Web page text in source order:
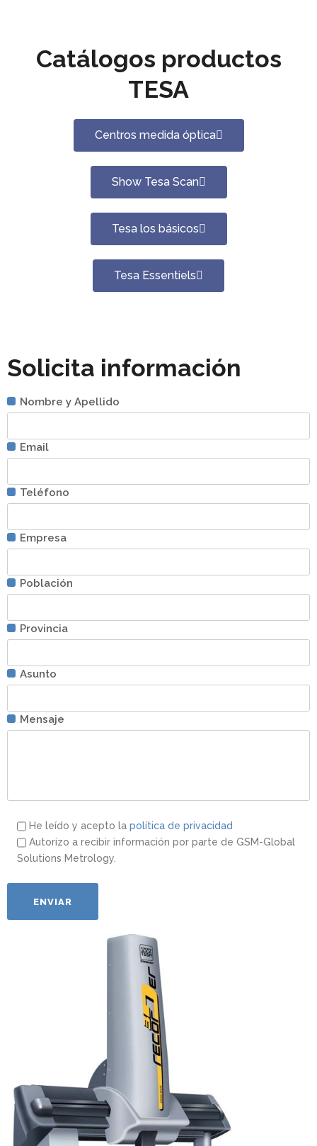
Catálogos productos
TESA
Centros medida óptica
Show Tesa Scan
Tesa los básicos
Tesa Essentiels
Solicita información
Nombre y Apellido
Email
Teléfono
Empresa
Población
Provincia
Asunto
Mensaje
He leído y acepto lapolítica de privacidad
Autorizo a recibir información por parte de GSM-Global
Solutions Metrology.